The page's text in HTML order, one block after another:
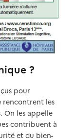
?
pour
rencontrent les
On les appelle
contribuent à
et du bien-